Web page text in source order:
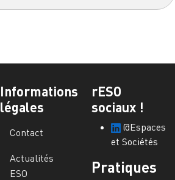
Informations
légales
Contact
Actualités
ESO
rESO
sociaux !
@Espaces
et Sociétés
Pratiques